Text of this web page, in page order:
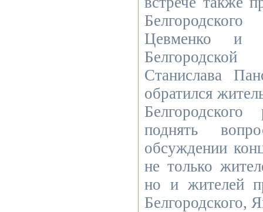
Цевменко и
Станислава
обратился
поднять
обсуждении
не только
но и жителей
Белгородского,